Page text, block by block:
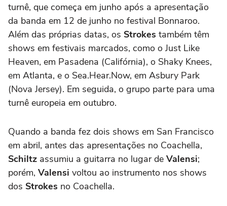
turnê, que começa em junho após a apresentação
da banda em 12 de junho no festival Bonnaroo.
Além das próprias datas, os Strokes também têm
shows em festivais marcados, como o Just Like
Heaven, em Pasadena (Califórnia), o Shaky Knees,
em Atlanta, e o Sea.Hear.Now, em Asbury Park
(Nova Jersey). Em seguida, o grupo parte para uma
turnê europeia em outubro.
Quando a banda fez dois shows em San Francisco
em abril, antes das apresentações no Coachella,
Schiltz assumiu a guitarra no lugar de Valensi;
porém, Valensi voltou ao instrumento nos shows
dos Strokes no Coachella.